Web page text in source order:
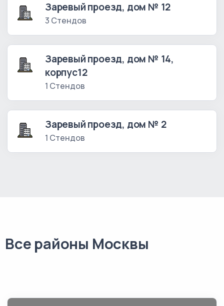
Заревый проезд, дом № 12
3 Стендов
Заревый проезд, дом № 14,
корпус12
1 Стендов
Заревый проезд, дом № 2
1 Стендов
Все районы Москвы